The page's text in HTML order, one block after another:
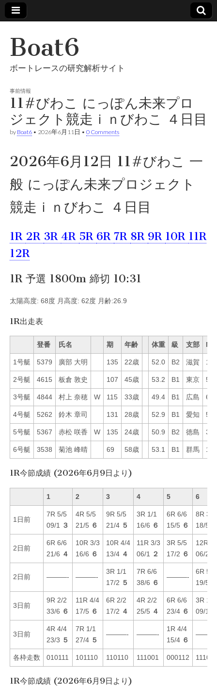
Boat6
ボートレースの研究解析サイト
事前情報
11#びわこ にっぽん未来プロ
ジェクト競走ｉｎびわこ ４日目
by Boat6 • 2026年6月11日 • 0 Comments
2026年6月12日 11#びわこ 一
般 にっぽん未来プロジェクト
競走ｉｎびわこ ４日目
1R 2R 3R 4R 5R 6R 7R 8R 9R 10R 11R
12R
1R 予選 1800m 締切 10:31
太陽高度: 68度 月高度: 62度 月齢:26.9
1R出走表
登番 氏名 期 年齢 体重 級 支部 Mo
1号艇 5379 廣部 大明 135 22歳 52.0 B2 滋賀 18
2号艇 4615 板倉 敦史 107 45歳 53.2 B1 東京 55
3号艇 4844 村上 奈穂 W 115 33歳 49.4 B1 広島 66
4号艇 5262 鈴木 章司 131 28歳 52.9 B1 愛知 53
5号艇 5367 赤松 咲香 W 135 24歳 50.9 B2 徳島 37
6号艇 3538 菊池 峰晴 69 58歳 53.1 B1 群馬 14
1R今節成績 (2026年6月9日より)
1 2 3 4 5 6
1日前
7R 5/5
09/1
３
4R 5/5
21/5 ６
9R 5/5
21/4 ５
3R 1/1
16/6 ６
6R 6/6
15/5 ６
8R 3/3
18/5
2日前
6R 6/6
21/6 ４
10R 3/3
16/6 ６
10R 4/4
13/4 ４
11R 3/3
06/1
２
3R 5/5
17/2 ６
12R
06/2
2日前 ———- ———-
3R 1/1
17/2 ５
7R 6/6
38/6 ６
———-
6R 5/5
19/5
3日前
9R 2/2
33/6 ６
11R 4/4
17/5 ６
6R 2/2
17/2 ４
4R 2/2
25/5 ４
6R 6/6
23/4 ６
3R 1/1
09/1
3日前
4R 4/4
23/3 ５
7R 1/1
27/4 ５
———- ———-
1R 4/4
15/4 ６
各枠走数 010111 101110 110110 111001 000112
1R今節成績 (2026年6月9日より)